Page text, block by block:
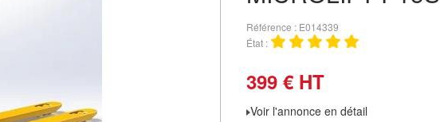
Référence
E014339
État
399 € HT
Voir l'annonce en détail